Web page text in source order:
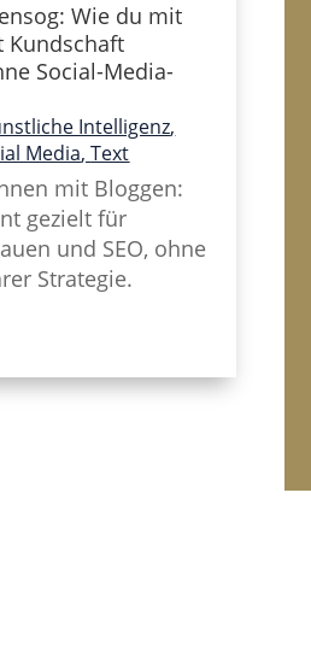
Wie du mit
Kundschaft
Social-Media-
Intelligenz,
Media,Text
mit Bloggen:
gezielt für
und SEO, ohne
Strategie.